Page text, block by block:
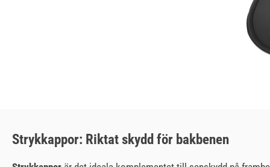
Strykkappor: Riktat skydd för bakbenen